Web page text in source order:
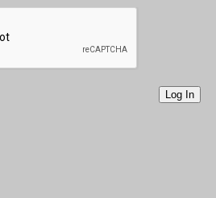
Log In